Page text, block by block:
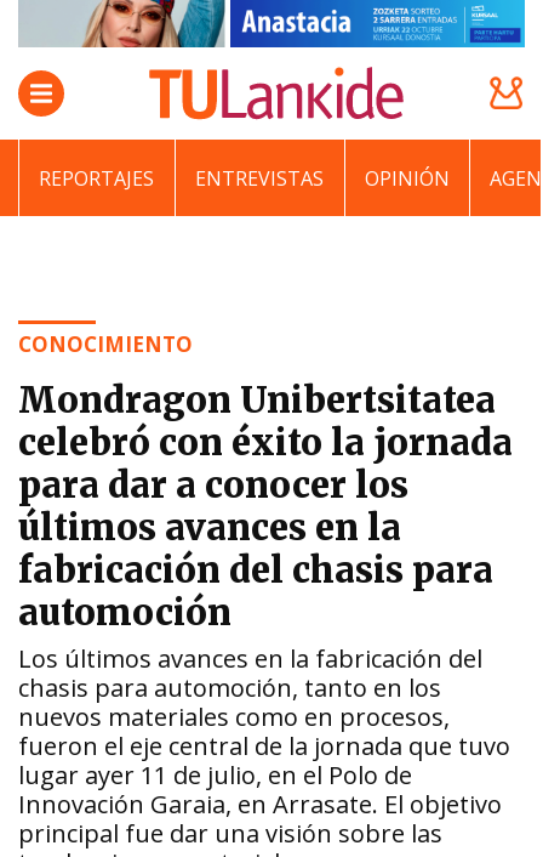
REPORTAJES ENTREVISTAS OPINIÓN
CONOCIMIENTO
Mondragon Unibertsitatea
celebró con éxito la jornada
para dar a conocer los
últimos avances en la
fabricación del chasis para
automoción
Los últimos avances en la fabricación del
chasis para automoción, tanto en los
nuevos materiales como en procesos,
fueron el eje central de la jornada que tuvo
lugar ayer 11 de julio, en el Polo de
Innovación Garaia, en Arrasate. El objetivo
principal fue dar una visión sobre las